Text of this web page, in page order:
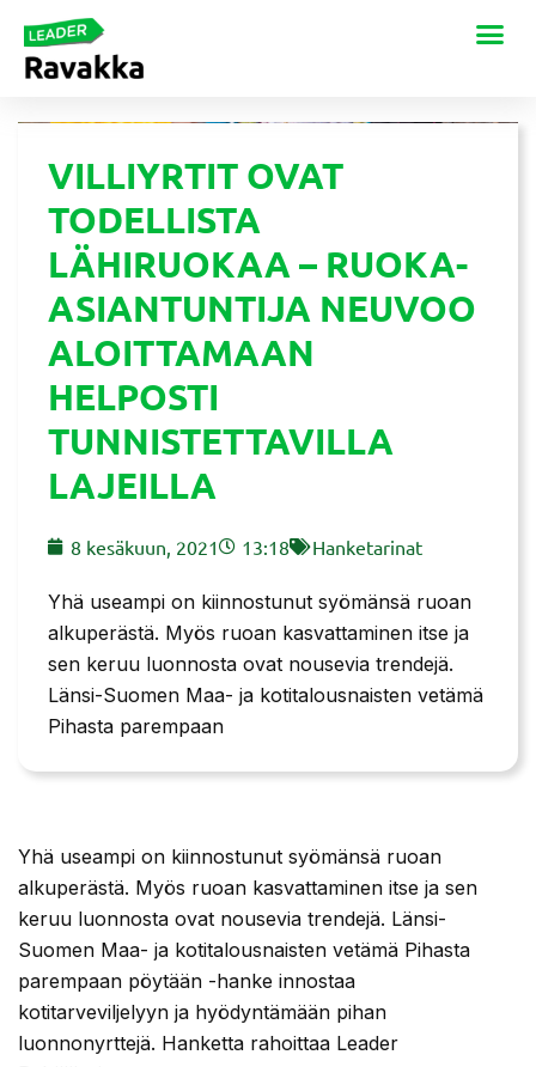
VILLIYRTIT OVAT
TODELLISTA
LÄHIRUOKAA – RUOKA-
ASIANTUNTIJA NEUVOO
ALOITTAMAAN
HELPOSTI
TUNNISTETTAVILLA
LAJEILLA
8 kesäkuun, 2021 13:18 Hanketarinat
Yhä useampi on kiinnostunut syömänsä ruoan
alkuperästä. Myös ruoan kasvattaminen itse ja
sen keruu luonnosta ovat nousevia trendejä.
Länsi-Suomen Maa- ja kotitalousnaisten vetämä
Pihasta parempaan
Yhä useampi on kiinnostunut syömänsä ruoan
alkuperästä. Myös ruoan kasvattaminen itse ja sen
keruu luonnosta ovat nousevia trendejä. Länsi-
Suomen Maa- ja kotitalousnaisten vetämä Pihasta
parempaan pöytään -hanke innostaa
kotitarveviljelyyn ja hyödyntämään pihan
luonnonyrttejä. Hanketta rahoittaa Leader